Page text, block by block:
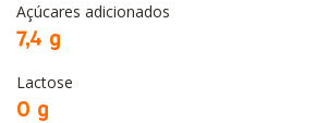
Açúcares adicionados
7,4 g
Lactose
0 g